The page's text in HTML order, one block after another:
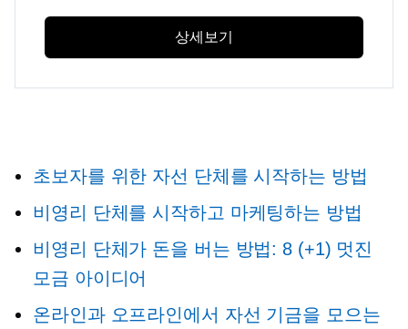
상세보기
초보자를 위한 자선 단체를 시작하는 방법
비영리 단체를 시작하고 마케팅하는 방법
비영리 단체가 돈을 버는 방법: 8 (+1) 멋진
모금 아이디어
온라인과 오프라인에서 자선 기금을 모으는